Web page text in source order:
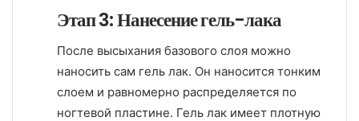
Этап 3: Нанесение гель-лака
После высыхания базового слоя можно
наносить сам гель лак. Он наносится тонким
слоем и равномерно распределяется по
ногтевой пластине. Гель лак имеет плотную